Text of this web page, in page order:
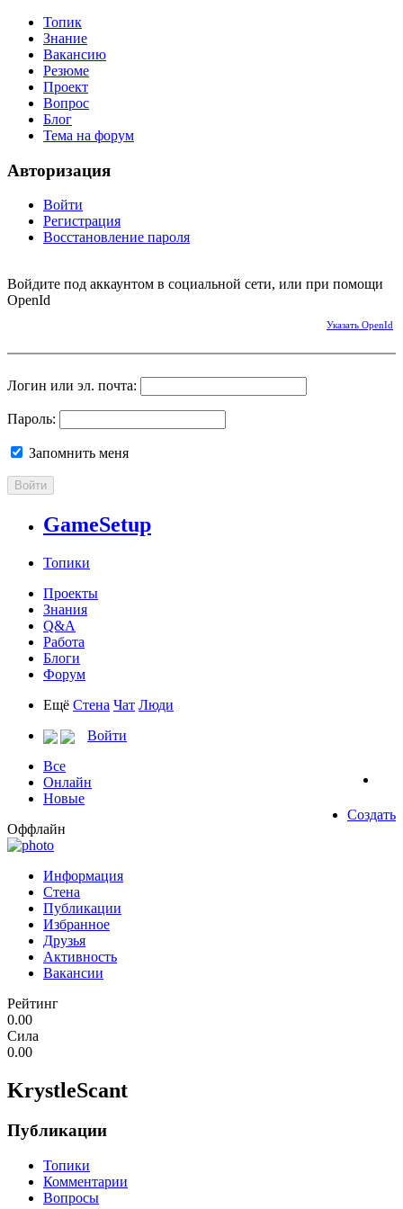
Топик
Знание
Вакансию
Резюме
Проект
Вопрос
Блог
Тема на форум
Авторизация
Войти
Регистрация
Восстановление пароля
Войдите под аккаунтом в социальной сети, или при помощи
OpenId
Указать OpenId
Логин или эл. почта:
Пароль:
Запомнить меня
Войти
GameSetup
Топики
Проекты
Знания
Q&A
Работа
Блоги
Форум
Ещё Стена Чат Люди
Войти
Все
Онлайн
Новые
Создать
Оффлайн
Информация
Стена
Публикации
Избранное
Друзья
Активность
Вакансии
Рейтинг
0.00
Сила
0.00
KrystleScant
Публикации
Топики
Комментарии
Вопросы